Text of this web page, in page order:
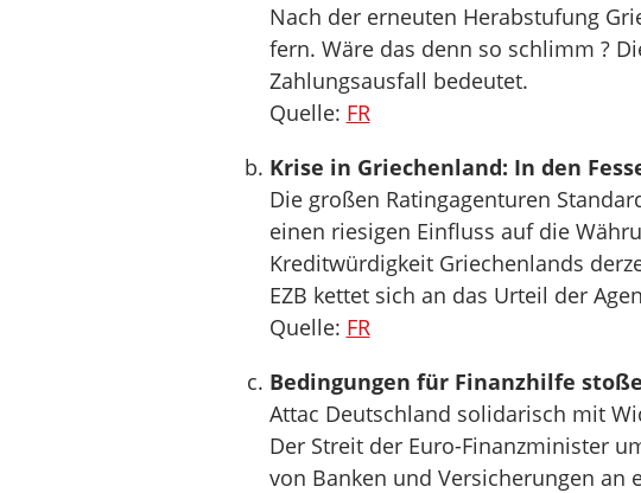
Nach der erneuten Herabstufung
fern. Wäre das denn so schlimm ?
Zahlungsausfall bedeutet.
Quelle: FR
Krise in Griechenland: In den
Die großen Ratingagenturen
einen riesigen Einfluss auf die
Kreditwürdigkeit Griechenlands
EZB kettet sich an das Urteil der
Quelle: FR
Bedingungen für Finanzhilfe
Attac Deutschland solidarisch mit
Der Streit der Euro-Finanzminister
von Banken und Versicherungen an